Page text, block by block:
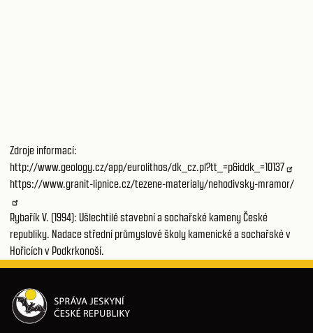
Zdroje informací:
http://www.geology.cz/app/eurolithos/dk_cz.pl?tt_=p&iddk_=10137
https://www.granit-lipnice.cz/tezene-materialy/nehodivsky-mramor/
Rybařík V. (1994): Ušlechtilé stavební a sochařské kameny České
republiky. Nadace střední průmyslové školy kamenické a sochařské v
Hořicích v Podkrkonoší.